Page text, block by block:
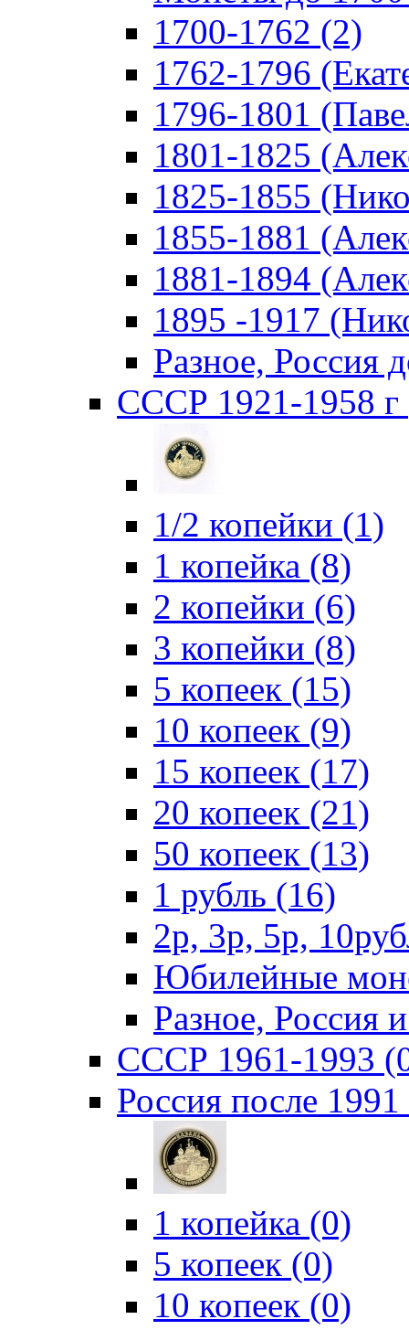
1700-1762 (2)
1762-1796
1796-1801
1801-1825
1825-1855
1855-1881
1881-1894
1895 -1917
Разное, Россия
СССР 1921-1958 г
1/2 копейки (1)
1 копейка (8)
2 копейки (6)
3 копейки (8)
5 копеек (15)
10 копеек (9)
15 копеек (17)
20 копеек (21)
50 копеек (13)
1 рубль (16)
2р, 3р, 5р,
Юбилейные
Разное, Россия
СССР 1961-1993
Россия после
1 копейка (0)
5 копеек (0)
10 копеек (0)